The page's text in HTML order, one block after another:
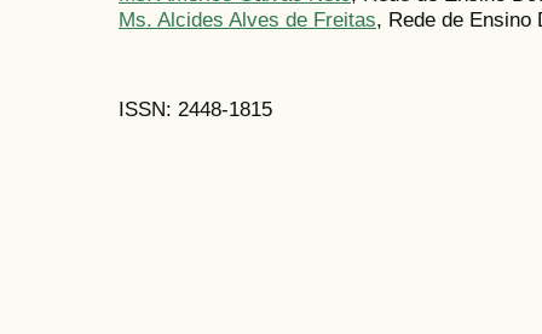
Ms. Alcides Alves de Freitas, Rede de Ensino
ISSN: 2448-1815